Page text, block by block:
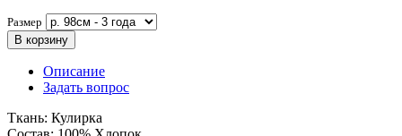
Размер
В корзину
Описание
Задать вопрос
Ткань: Кулирка